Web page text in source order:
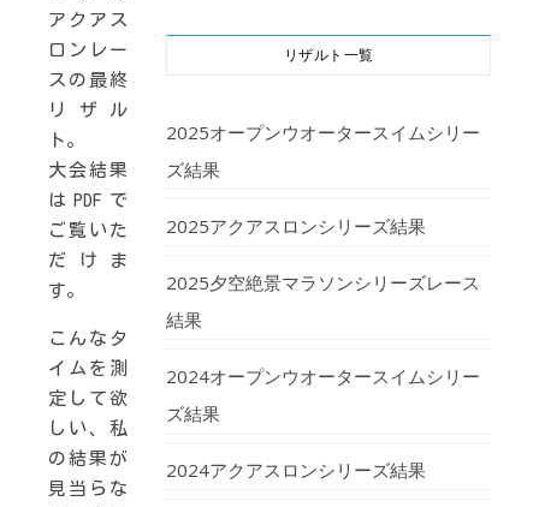
アクアス
ロンレー
スの最終
リザル
ト。
大会結果
はPDFで
ご覧いた
だけま
す。
こんなタ
イムを測
定して欲
しい、私
の結果が
見当らな
リザルト一覧
2025オープンウオータースイムシリー
ズ結果
2025アクアスロンシリーズ結果
2025夕空絶景マラソンシリーズレース
結果
2024オープンウオータースイムシリー
ズ結果
2024アクアスロンシリーズ結果